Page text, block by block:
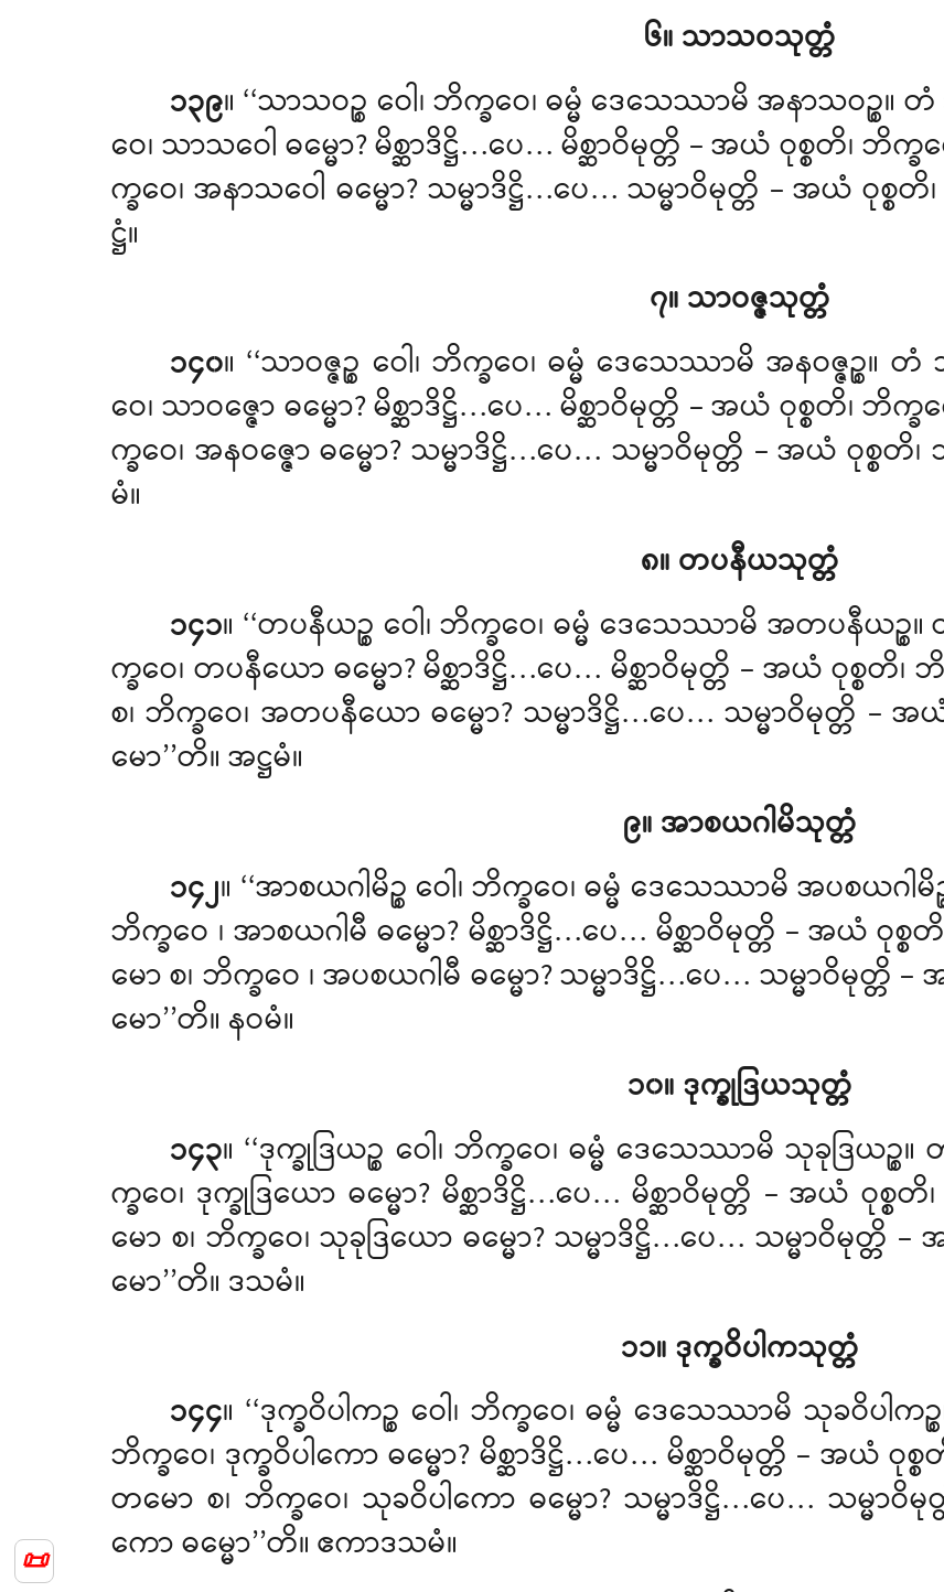
📜
၆။ သာသဝသုတ္တံ
၁၃၉။ ‘‘သာသဝဉ္စ ဝေါ၊ ဘိက္ခဝေ၊ ဓမ္မံ ဒေသေဿာမိ အနာသဝ
ဝေ၊ သာသဝေါဓမ္မော? မိစ္ဆာဒိဋ္ဌိ…ပေ… မိစ္ဆာဝိမုတ္တိ – အယံ ဝုစ္စတိ၊ ဘိက္
က္ခဝေ၊ အနာသဝေါ ဓမ္မော? သမ္မာဒိဋ္ဌိ…ပေ… သမ္မာဝိမုတ္တိ – အယံ ဝုစ္စ
ဋ္ဌံ။
၇။ သာဝဇ္ဇသုတ္တံ
၁၄၀။ ‘‘သာဝဇ္ဇဉ္စ ဝေါ၊ ဘိက္ခဝေ၊ ဓမ္မံ ဒေသေဿာမိ အနဝဇ္ဇ
ဝေ၊ သာဝဇ္ဇော ဓမ္မော? မိစ္ဆာဒိဋ္ဌိ…ပေ… မိစ္ဆာဝိမုတ္တိ – အယံ ဝုစ္စတိ၊ ဘိက္ခဝ
က္ခဝေ၊ အနဝဇ္ဇော ဓမ္မော? သမ္မာဒိဋ္ဌိ…ပေ… သမ္မာဝိမုတ္တိ – အယံ ဝုစ္စတိ၊
မံ။
၈။ တပနီယသုတ္တံ
၁၄၁။ ‘‘တပနီယဉ္စ ဝေါ၊ ဘိက္ခဝေ၊ ဓမ္မံ ဒေသေဿာမိ အတပနီယ
က္ခဝေ၊ တပနီယော ဓမ္မော? မိစ္ဆာဒိဋ္ဌိ…ပေ… မိစ္ဆာဝိမုတ္တိ – အယံ ဝုစ္စတိ
စ၊ ဘိက္ခဝေ၊ အတပနီယော ဓမ္မော? သမ္မာဒိဋ္ဌိ…ပေ… သမ္မာဝိမုတ္တိ –
မော’’တိ။ အဋ္ဌမံ။
၉။ အာစယဂါမိသုတ္တံ
၁၄၂။ ‘‘အာစယဂါမိဉ္စ ဝေါ၊ ဘိက္ခဝေ၊ ဓမ္မံ ဒေသေဿာမိ အပစ
ဘိက္ခဝေ ၊ အာစယဂါမီ ဓမ္မော? မိစ္ဆာဒိဋ္ဌိ…ပေ… မိစ္ဆာဝိမုတ္တိ – အယံ ဝု
မော စ၊ ဘိက္ခဝေ ၊ အပစယဂါမီ ဓမ္မော? သမ္မာဒိဋ္ဌိ…ပေ… သမ္မာဝိမုတ္တိ
မော’’တိ။ နဝမံ။
၁၀။ ဒုက္ခုဒြယသုတ္တံ
၁၄၃။ ‘‘ဒုက္ခုဒြယဉ္စ ဝေါ၊ ဘိက္ခဝေ၊ ဓမ္မံ ဒေသေဿာမိ သုခုဒ
က္ခဝေ၊ ဒုက္ခုဒြယော ဓမ္မော? မိစ္ဆာဒိဋ္ဌိ…ပေ… မိစ္ဆာဝိမုတ္တိ – အယံ ဝုစ္
မော စ၊ ဘိက္ခဝေ၊ သုခုဒြယော ဓမ္မော? သမ္မာဒိဋ္ဌိ…ပေ… သမ္မာဝိမုတ္တိ
မော’’တိ။ ဒသမံ။
၁၁။ ဒုက္ခဝိပါကသုတ္တံ
၁၄၄။ ‘‘ဒုက္ခဝိပါကဉ္စ ဝေါ၊ ဘိက္ခဝေ၊ ဓမ္မံ ဒေသေဿာမိ သုခဝိပ
ဘိက္ခဝေ၊ ဒုက္ခဝိပါကော ဓမ္မော? မိစ္ဆာဒိဋ္ဌိ…ပေ… မိစ္ဆာဝိမုတ္တိ – အယံ ဝုစ္
တမော စ၊ ဘိက္ခဝေ၊ သုခဝိပါကော ဓမ္မော? သမ္မာဒိဋ္ဌိ…ပေ… သမ္မာ
ကော ဓမ္မော’’တိ။ ဧကာဒသမံ။